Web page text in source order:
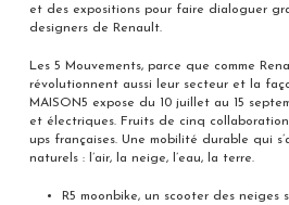
et des expositions pour faire dialoguer
designers de Renault.
Les 5 Mouvements, parce que comme
révolutionnent aussi leur secteur et la
MAISON5 expose du 10 juillet au 15
et électriques. Fruits de cinq
ups françaises. Une mobilité durable qui
naturels : l’air, la neige, l’eau, la terre.
R5 moonbike, un scooter des neiges